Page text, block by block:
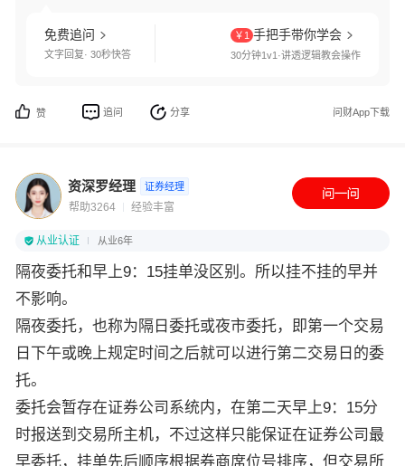
免费追问
文字回复· 30秒快答
￥1 手把手带你学会
30分钟1v1·讲透逻辑教会操作
赞 追问 分享 问财App下载
资深罗经理 证券经理
帮助3264 经验丰富
从业认证 从业6年
隔夜委托和早上9：15挂单没区别。所以挂不挂的早并
不影响。
隔夜委托，也称为隔日委托或夜市委托，即第一个交易
日下午或晚上规定时间之后就可以进行第二交易日的委
托。
委托会暂存在证券公司系统内，在第二天早上9：15分
时报送到交易所主机，不过这样只能保证在证券公司最
早委托，挂单先后顺序根据券商席位号排序，但交易所